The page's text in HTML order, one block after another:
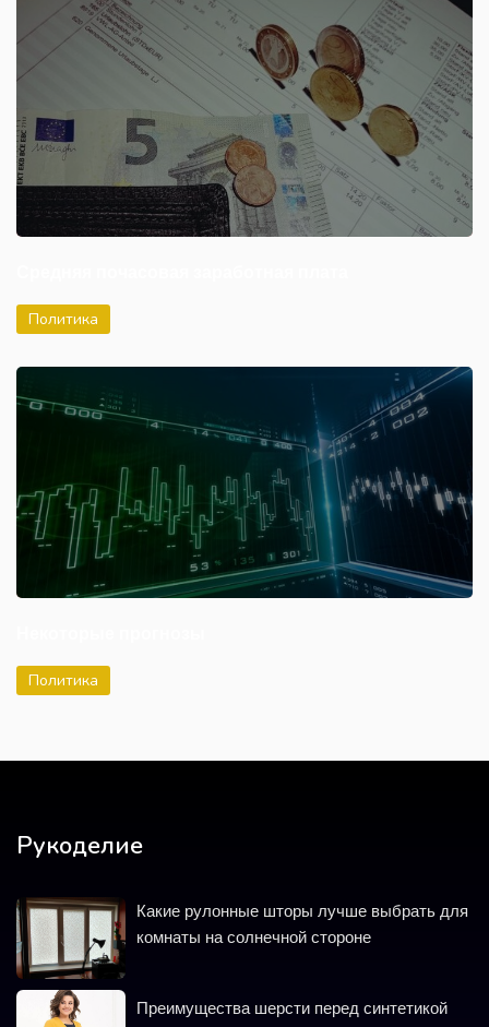
Политика
Политика
Рукоделие
Какие рулонные шторы лучше выбрать для
комнаты на солнечной стороне
Преимущества шерсти перед синтетикой